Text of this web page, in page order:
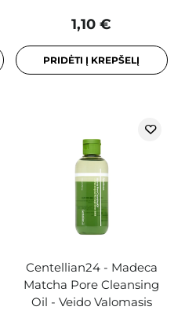
1,10 €
PRIDĖTI Į KREPŠELĮ
Centellian24 - Madeca
Matcha Pore Cleansing
Oil - Veido Valomasis